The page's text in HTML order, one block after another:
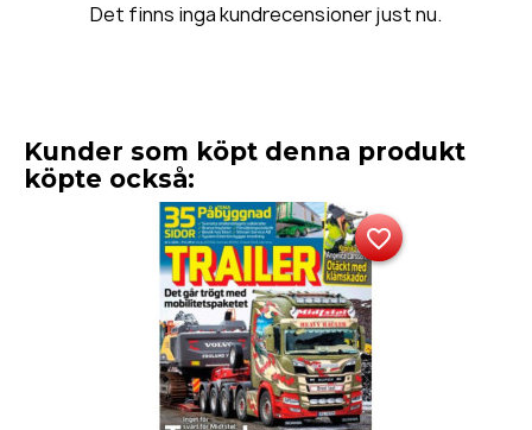
Det finns inga kundrecensioner just nu.
Kunder som köpt denna produkt
köpte också:
favorite_border